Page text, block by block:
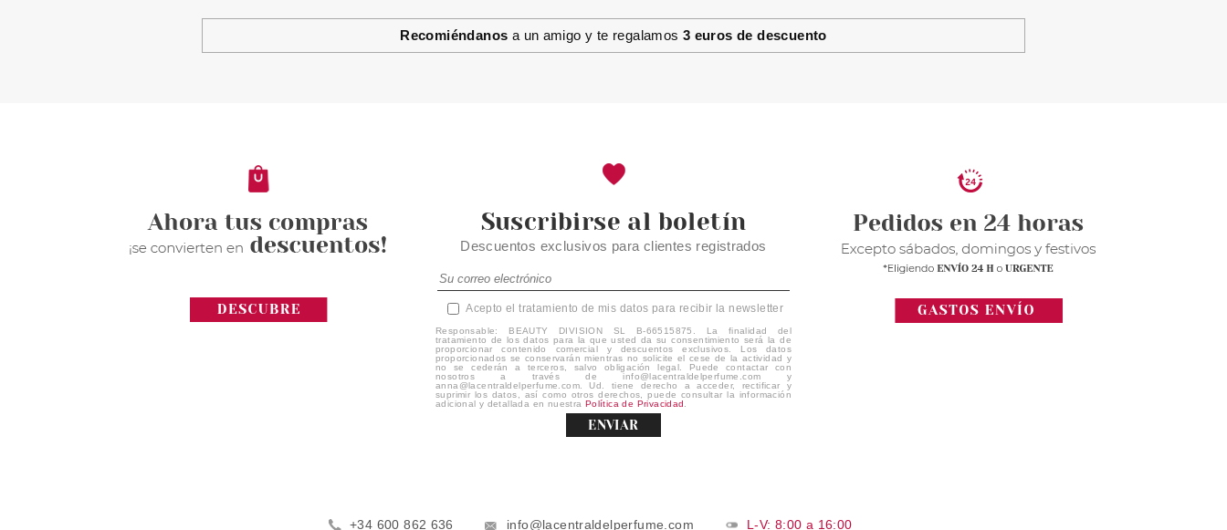
Recomiéndanos a un amigo y te regalamos 3 euros de descuento
Suscribirse al boletín
Descuentos exclusivos para clientes registrados
Acepto el tratamiento de mis datos para recibir la newsletter
Responsable: BEAUTY DIVISION SL B-66515875. La finalidad del
tratamiento de los datos para la que usted da su consentimiento será la de
proporcionar contenido comercial y descuentos exclusivos. Los datos
proporcionados se conservarán mientras no solicite el cese de la actividad y
no se cederán a terceros, salvo obligación legal. Puede contactar con
nosotros a través de info@lacentraldelperfume.com y
anna@lacentraldelperfume.com. Ud. tiene derecho a acceder, rectificar y
suprimir los datos, así como otros derechos, puede consultar la información
adicional y detallada en nuestra Política de Privacidad
ENVIAR
+34 600 862 636 info@lacentraldelperfume.com L-V: 8:00 a 16:00